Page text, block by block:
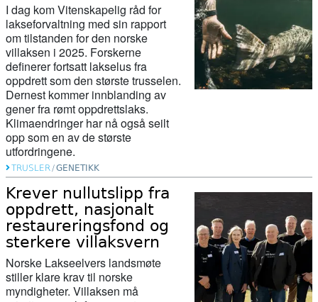
I dag kom Vitenskapelig råd for
lakseforvaltning med sin rapport
om tilstanden for den norske
villaksen i 2025. Forskerne
definerer fortsatt lakselus fra
oppdrett som den største trusselen.
Dernest kommer innblanding av
gener fra rømt oppdrettslaks.
Klimaendringer har nå også seilt
opp som en av de største
utfordringene.
TRUSLER/GENETIKK
Krever nullutslipp fra
oppdrett, nasjonalt
restaureringsfond og
sterkere villaksvern
Norske Lakseelvers landsmøte
stiller klare krav til norske
myndigheter. Villaksen må